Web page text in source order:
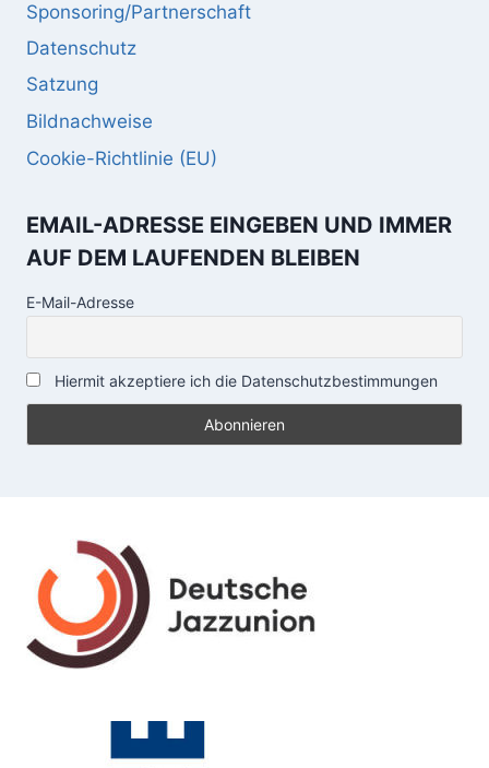
Sponsoring/Partnerschaft
Datenschutz
Satzung
Bildnachweise
Cookie-Richtlinie (EU)
EMAIL-ADRESSE EINGEBEN UND IMMER
AUF DEM LAUFENDEN BLEIBEN
E-Mail-Adresse
Hiermit akzeptiere ich die Datenschutzbestimmungen